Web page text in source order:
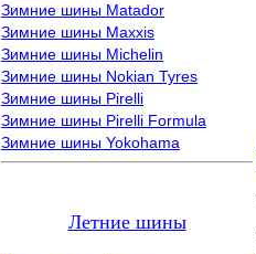
Зимние шины Matador
Зимние шины Maxxis
Зимние шины Michelin
Зимние шины Nokian Tyres
Зимние шины Pirelli
Зимние шины Pirelli Formula
Зимние шины Yokohama
Летние шины